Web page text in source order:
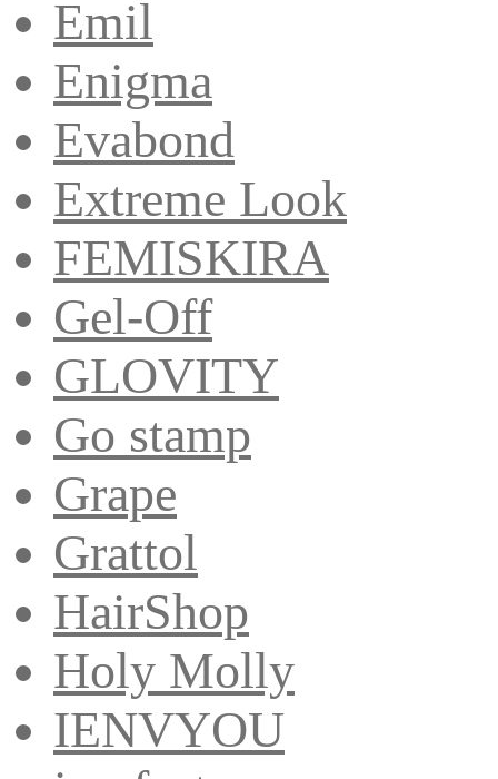
Emil
Enigma
Evabond
Extreme Look
FEMISKIRA
Gel-Off
GLOVITY
Go stamp
Grape
Grattol
HairShop
Holy Molly
IENVYOU